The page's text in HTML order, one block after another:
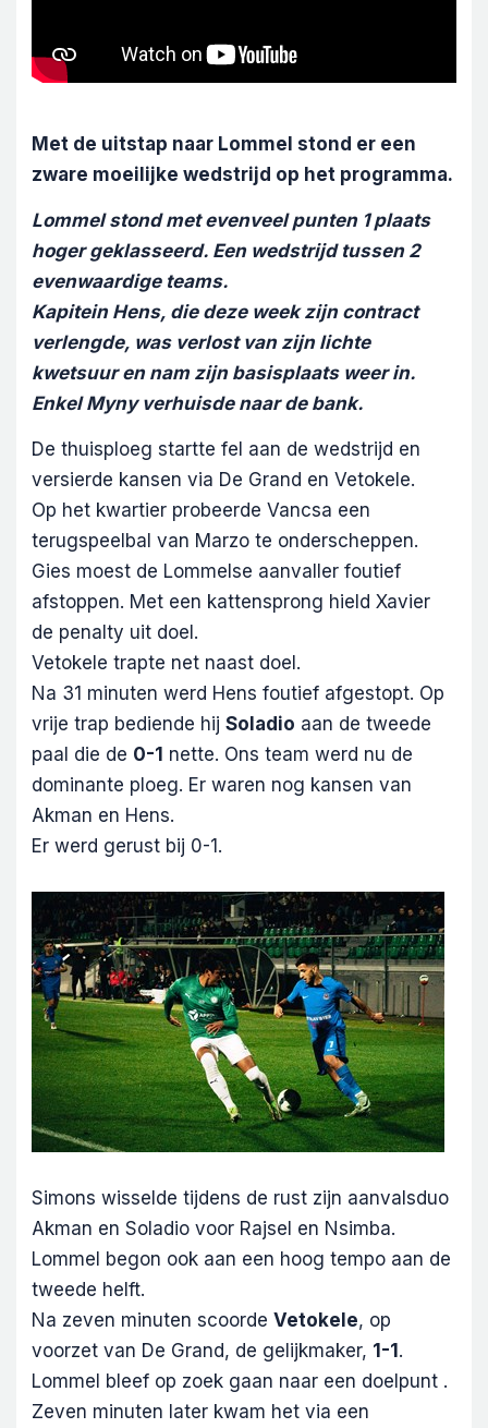
Met de uitstap naar Lommel stond er een
zware moeilijke wedstrijd op het programma.
Lommel stond met evenveel punten 1 plaats
hoger geklasseerd. Een wedstrijd tussen 2
evenwaardige teams.
Kapitein Hens, die deze week zijn contract
verlengde, was verlost van zijn lichte
kwetsuur en nam zijn basisplaats weer in.
Enkel Myny verhuisde naar de bank.
De thuisploeg startte fel aan de wedstrijd en
versierde kansen via De Grand en Vetokele.
Op het kwartier probeerde Vancsa een
terugspeelbal van Marzo te onderscheppen.
Gies moest de Lommelse aanvaller foutief
afstoppen. Met een kattensprong hield Xavier
de penalty uit doel.
Vetokele trapte net naast doel.
Na 31 minuten werd Hens foutief afgestopt. Op
vrije trap bediende hij Soladio aan de tweede
paal die de 0-1 nette. Ons team werd nu de
dominante ploeg. Er waren nog kansen van
Akman en Hens.
Er werd gerust bij 0-1.
Simons wisselde tijdens de rust zijn aanvalsduo
Akman en Soladio voor Rajsel en Nsimba.
Lommel begon ook aan een hoog tempo aan de
tweede helft.
Na zeven minuten scoorde Vetokele, op
voorzet van De Grand, de gelijkmaker, 1-1 .
Lommel bleef op zoek gaan naar een doelpunt .
Zeven minuten later kwam het via een